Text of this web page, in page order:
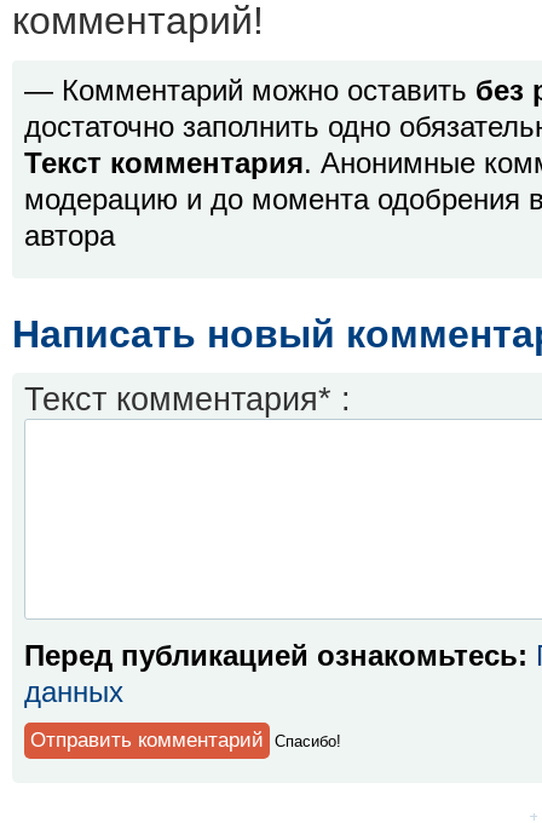
комментарий!
— Комментарий можно оставить без
достаточно заполнить одно
Текст комментария. Анонимные
модерацию и до момента одобрения
автора
Написать новый
Текст комментария* :
Перед публикацией ознакомьтесь:
данных
Спaсибо!